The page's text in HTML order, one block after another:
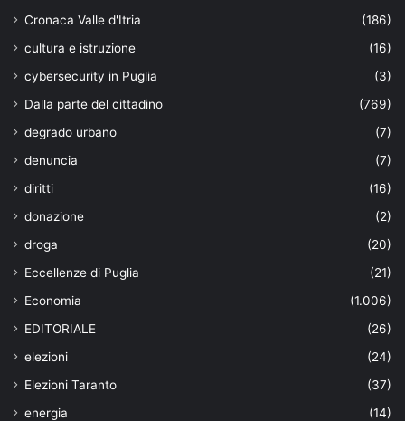
Cronaca Valle d'Itria
(186)
cultura e istruzione
(16)
cybersecurity in Puglia
(3)
Dalla parte del cittadino
(769)
degrado urbano
(7)
denuncia
(7)
diritti
(16)
donazione
(2)
droga
(20)
Eccellenze di Puglia
(21)
Economia
(1.006)
EDITORIALE
(26)
elezioni
(24)
Elezioni Taranto
(37)
energia
(14)